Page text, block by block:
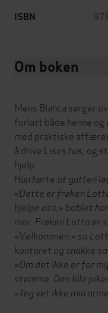
ISBN
Om boken
Mens Blanca sørger
forlatt både henne
med praktiske
å drive Lises hus, og
hjelp.
Hun hørte at gutten
«Dette er frøken
hjelpe oss,» bablet
mor. Frøken Lotta er
«Velkommen,» sa
kontoret og snakke
«Om det ikke er for
stemme. Den lille
«Jeg vet ikke min